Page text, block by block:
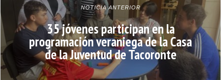
NOTICIA ANTERIOR
35 jóvenes participan en la
programación veraniega de la Casa
de la Juventud de Tacoronte